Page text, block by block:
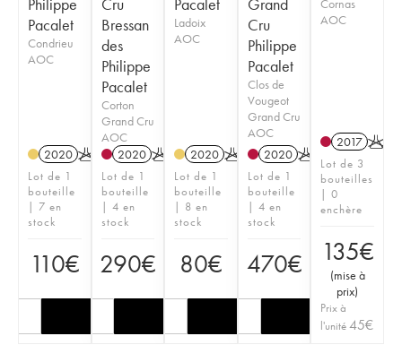
Pacalet
Condrieu
AOC
2020 K
Lot de 1
bouteille
| 7 en
stock
110€
Bressan
des
Philippe
Pacalet
Corton
Grand Cru
AOC
2020 K
Lot de 1
bouteille
| 4 en
stock
290€
Ladoix
AOC
2020 K
Lot de 1
bouteille
| 8 en
stock
80€
Cru
Philippe
Pacalet
Clos de
Vougeot
Grand Cru
AOC
2020 K
Lot de 1
bouteille
| 4 en
stock
470€
Cornas
AOC
2017 K
Lot de 3
bouteilles
| 0
enchère
135€
(mise à
prix)
Prix à
l'unité45€